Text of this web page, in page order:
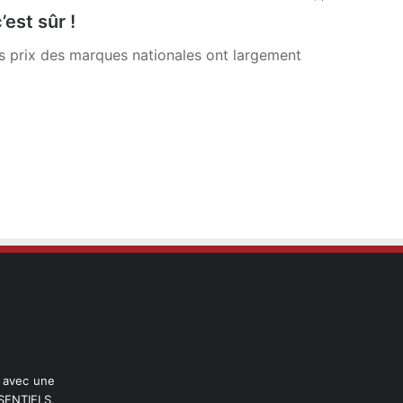
sûr !
prix des marques nationales ont largement
une